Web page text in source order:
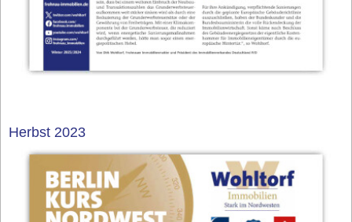
Herbst 2023